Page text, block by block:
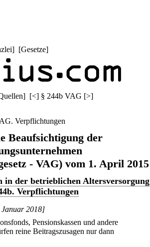
] [Gesetze]
] [<] § 244b VAG [>]
Verpflichtungen
Beaufsichtigung der
- VAG) vom 1. April 2015
in der betrieblichen Altersversorgung
Verpflichtungen
2018]
Pensionskassen und andere
reine Beitragszusagen nur dann